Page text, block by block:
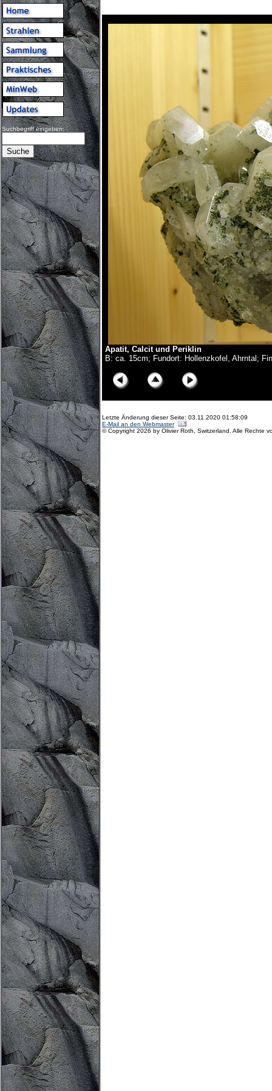
Suchbegriff eingeben:
Apatit, Calcit und Periklin
B: ca. 15cm; Fundort: Hollenzkofel, Ahrntal;
Letzte Änderung dieser Seite: 03.11.2020 01:58:09
E-Mail an den Webmaster
© Copyright 2026 by Olivier Roth, Switzerland. Alle Rechte